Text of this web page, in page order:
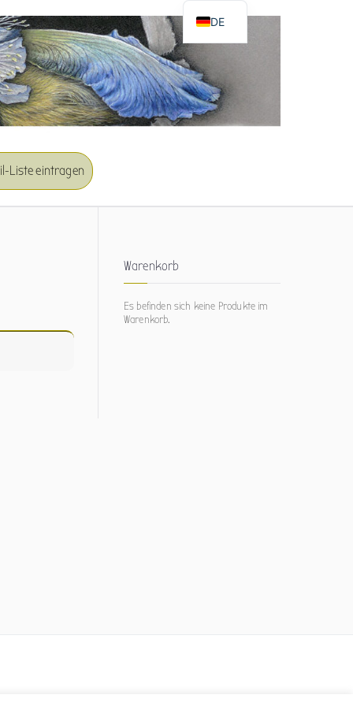
Liste eintragen
Warenkorb
Es befinden sich keine Produkte im
Warenkorb.
DE
EN